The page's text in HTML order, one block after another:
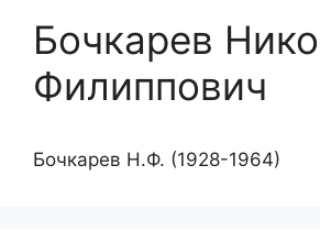
Бочкарев
Филиппович
Бочкарев Н.Ф. (1928-1964)